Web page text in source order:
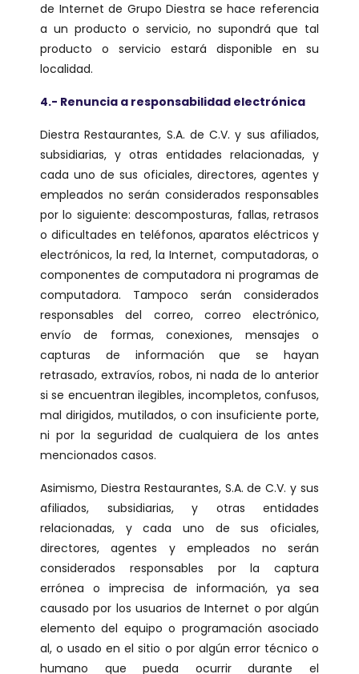
de Internet de Grupo Diestra se hace referencia
a un producto o servicio, no supondrá que tal
producto o servicio estará disponible en su
localidad.
4.- Renuncia a responsabilidad electrónica
Diestra Restaurantes, S.A. de C.V. y sus afiliados,
subsidiarias, y otras entidades relacionadas, y
cada uno de sus oficiales, directores, agentes y
empleados no serán considerados responsables
por lo siguiente: descomposturas, fallas, retrasos
o dificultades en teléfonos, aparatos eléctricos y
electrónicos, la red, la Internet, computadoras, o
componentes de computadora ni programas de
computadora. Tampoco serán considerados
responsables del correo, correo electrónico,
envío de formas, conexiones, mensajes o
capturas de información que se hayan
retrasado, extravíos, robos, ni nada de lo anterior
si se encuentran ilegibles, incompletos, confusos,
mal dirigidos, mutilados, o con insuficiente porte,
ni por la seguridad de cualquiera de los antes
mencionados casos.
Asimismo, Diestra Restaurantes, S.A. de C.V. y sus
afiliados, subsidiarias, y otras entidades
relacionadas, y cada uno de sus oficiales,
directores, agentes y empleados no serán
considerados responsables por la captura
errónea o imprecisa de información, ya sea
causado por los usuarios de Internet o por algún
elemento del equipo o programación asociado
al, o usado en el sitio o por algún error técnico o
humano que pueda ocurrir durante el